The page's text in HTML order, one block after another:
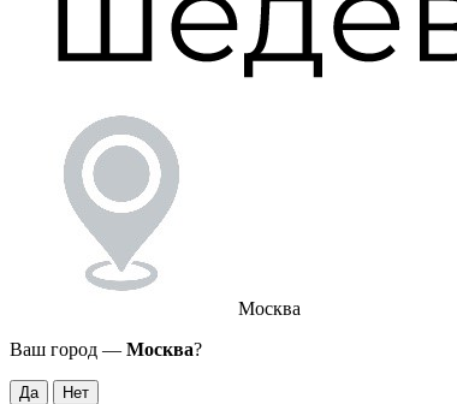
Москва
Ваш город — Москва?
Да Нет